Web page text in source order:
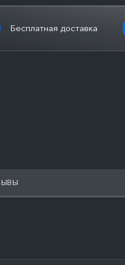
Бесплатная доставка